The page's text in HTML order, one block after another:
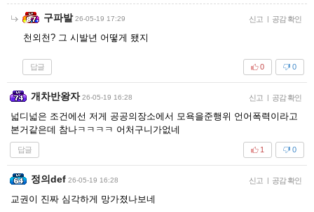
구파발 26-05-19 17:29 신고 | 공감 확인
천외천? 그 시발년 어떻게 됐지
답글 0
0
개차반왕자 26-05-19 16:28 신고 | 공감 확인
넓디넓은 조건에선 저게 공공의장소에서 모욕을준행위 언어폭력이라고
본거같은데 참나ㅋㅋㅋㅋ 어처구니가없네
답글 0
1
정의def 26-05-19 16:28 신고 | 공감 확인
교권이 진짜 심각하게 망가졌나보네